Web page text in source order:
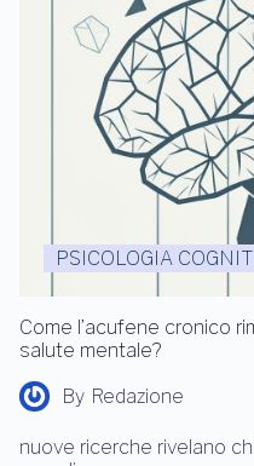
PSICOLOGIA
Come l’acufene cronico
salute mentale?
By Redazione
nuove ricerche rivelano